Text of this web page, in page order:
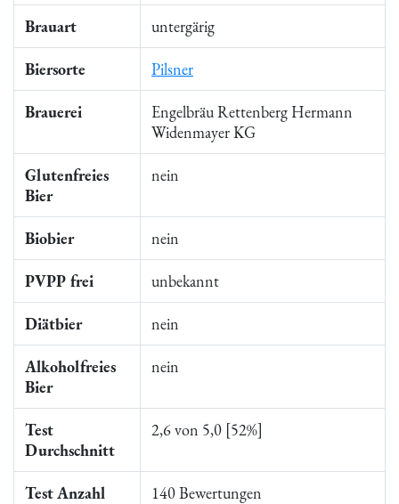
Brauart untergärig
Biersorte Pilsner
Brauerei
Engelbräu Rettenberg Hermann
Widenmayer KG
Glutenfreies
Bier
nein
Biobier nein
PVPP frei unbekannt
Diätbier nein
Alkoholfreies
Bier
nein
Test
Durchschnitt
2,6 von 5,0 [52%]
Test Anzahl 140 Bewertungen